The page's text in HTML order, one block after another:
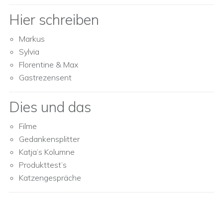
Hier schreiben
Markus
Sylvia
Florentine & Max
Gastrezensent
Dies und das
Filme
Gedankensplitter
Katja’s Kolumne
Produkttest’s
Katzengespräche